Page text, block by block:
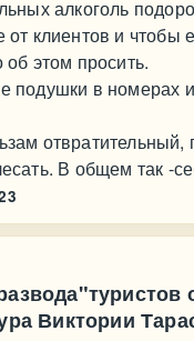
алкоголь
от клиентов и чтобы
этом просить.
подушки в номерах
отвратительный,
В общем так -
Виктории